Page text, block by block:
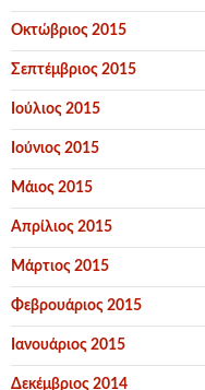
Οκτώβριος 2015
Σεπτέμβριος 2015
Ιούλιος 2015
Ιούνιος 2015
Μάιος 2015
Απρίλιος 2015
Μάρτιος 2015
Φεβρουάριος 2015
Ιανουάριος 2015
Δεκέμβριος 2014